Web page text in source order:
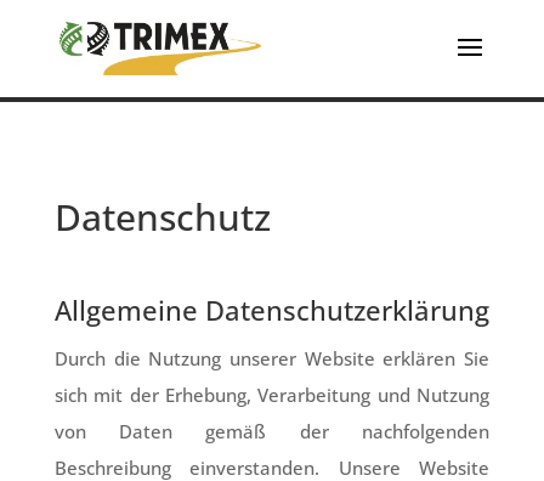
Datenschutz
Allgemeine Datenschutzerklärung
Durch die Nutzung unserer Website erklären Sie
sich mit der Erhebung, Verarbeitung und Nutzung
von Daten gemäß der nachfolgenden
Beschreibung einverstanden. Unsere Website